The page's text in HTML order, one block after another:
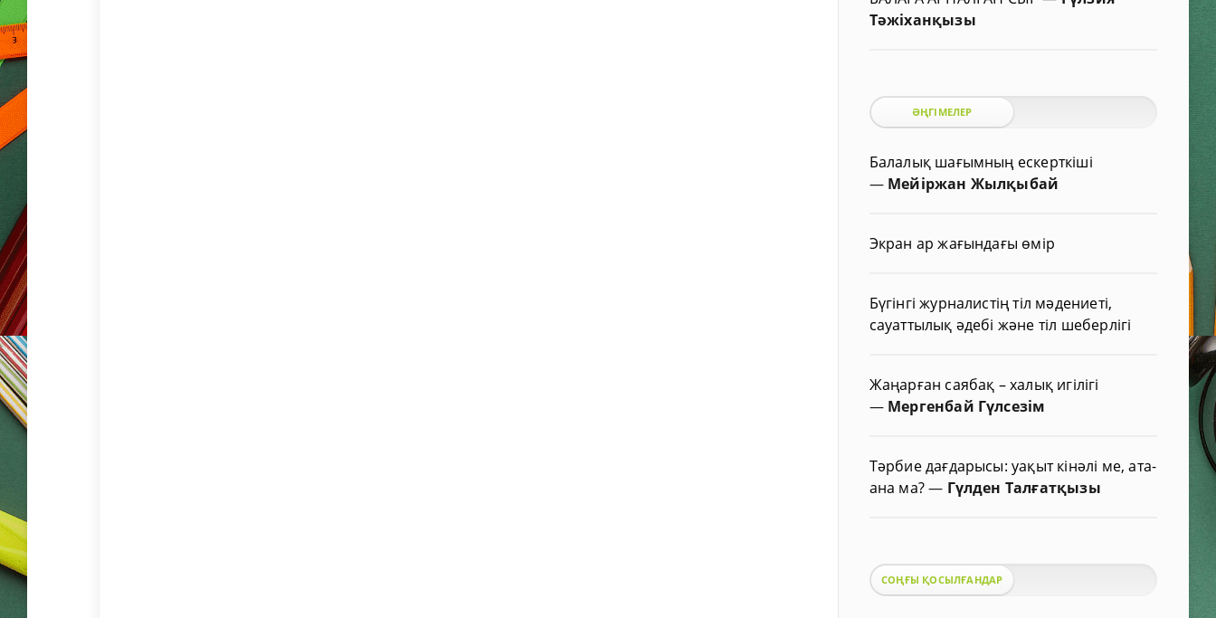
Тәжіханқызы
ӘҢГІМЕЛЕР
Балалық шағымның ескерткіші
— Мейіржан Жылқыбай
Экран ар жағындағы өмір
Бүгінгі журналистің тіл мәдениеті,
сауаттылық әдебі және тіл шеберлігі
Жаңарған саябақ – халық игілігі
— Мергенбай Гүлсезім
Тәрбие дағдарысы: уақыт кінәлі ме, ата-
ана ма?— Гүлден Талғатқызы
СОҢҒЫ ҚОСЫЛҒАНДАР